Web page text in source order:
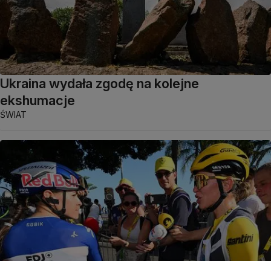
Ukraina wydała zgodę na kolejne
ekshumacje
ŚWIAT